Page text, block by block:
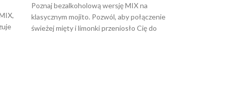
Poznaj bezalkoholową wersję MIX na
klasycznym mojito. Pozwól, aby połączenie
świeżej mięty i limonki przeniosło Cię do